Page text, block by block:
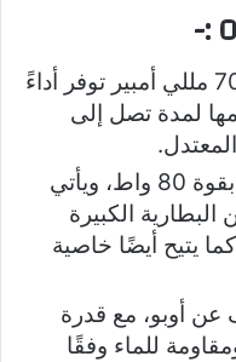
البطارية الكبيرة بسعة 7000 مللي أمبير توفر أداءً
لمدة تصل إلى
يدعم تقنية الشحن السريع بقوة 80 واط، ويأتي
الكبيرة
يتيح أيضًا خاصية
أوبو، مع قدرة
للماء وفقًا